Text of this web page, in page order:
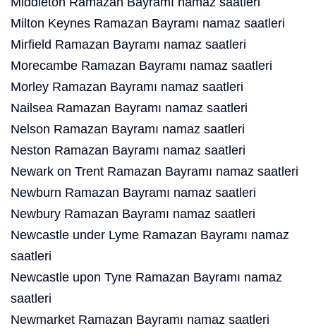
Milton Keynes Ramazan Bayramı namaz saatleri
Mirfield Ramazan Bayramı namaz saatleri
Morecambe Ramazan Bayramı namaz saatleri
Morley Ramazan Bayramı namaz saatleri
Nailsea Ramazan Bayramı namaz saatleri
Nelson Ramazan Bayramı namaz saatleri
Neston Ramazan Bayramı namaz saatleri
Newark on Trent Ramazan Bayramı namaz saatleri
Newburn Ramazan Bayramı namaz saatleri
Newbury Ramazan Bayramı namaz saatleri
Newcastle under Lyme Ramazan Bayramı namaz
saatleri
Newcastle upon Tyne Ramazan Bayramı namaz
saatleri
Newmarket Ramazan Bayramı namaz saatleri